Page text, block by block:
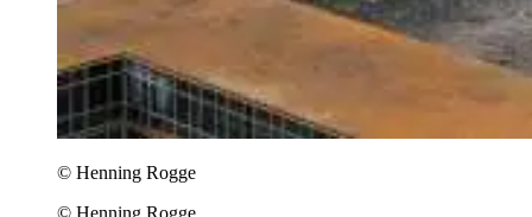
© Henning Rogge
© Henning Rogge